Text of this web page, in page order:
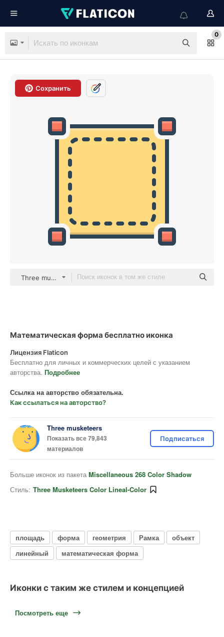
0
Сохранить
Three musketeers color lineal-color
Математическая форма бесплатно иконка
Лицензия Flaticon
Бесплатно для личных и коммерческих целей с указанием
авторства. Подробнее
Ссылка на авторство обязательна.
Как ссылаться на авторство?
Three musketeers
Показать все 79,843
материалов
Подписаться
Больше иконок из пакета Miscellaneous 268 Color Shadow
Стиль: Three Musketeers Color Lineal-Color
площадь форма геометрия Рамка
объект
линейный
математическая форма
Иконки с таким же стилем и концепцией
Посмотреть еще